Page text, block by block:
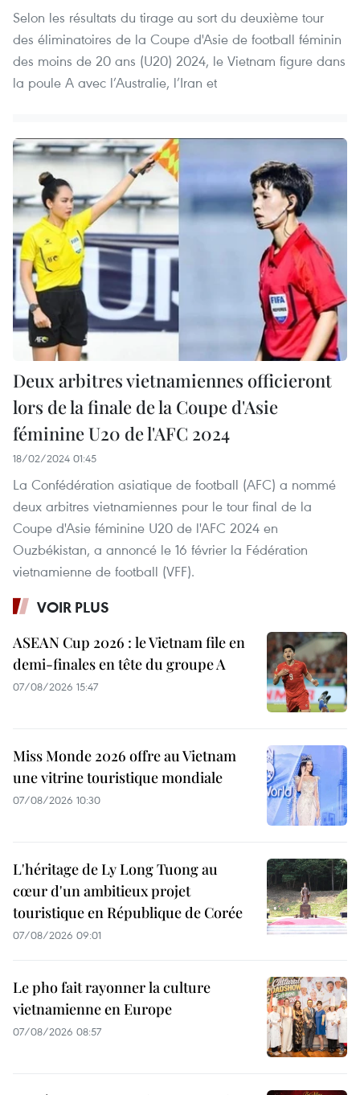
Selon les résultats du tirage au sort du deuxième tour
des éliminatoires de la Coupe d'Asie de football féminin
des moins de 20 ans (U20) 2024, le Vietnam figure dans
la poule A avec l’Australie, l’Iran et
Deux arbitres vietnamiennes officieront
lors de la finale de la Coupe d'Asie
féminine U20 de l'AFC 2024
18/02/2024 01:45
La Confédération asiatique de football (AFC) a nommé
deux arbitres vietnamiennes pour le tour final de la
Coupe d'Asie féminine U20 de l'AFC 2024 en
Ouzbékistan, a annoncé le 16 février la Fédération
vietnamienne de football (VFF).
VOIR PLUS
ASEAN Cup 2026 : le Vietnam file en
demi-finales en tête du groupe A
07/08/2026 15:47
Miss Monde 2026 offre au Vietnam
une vitrine touristique mondiale
07/08/2026 10:30
L'héritage de Ly Long Tuong au
cœur d'un ambitieux projet
touristique en République de Corée
07/08/2026 09:01
Le pho fait rayonner la culture
vietnamienne en Europe
07/08/2026 08:57